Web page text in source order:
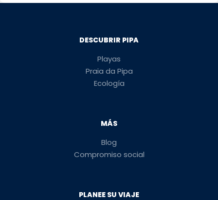
DESCUBRIR PIPA
Playas
Praia da Pipa
Ecología
MÁS
Blog
Compromiso social
PLANEE SU VIAJE